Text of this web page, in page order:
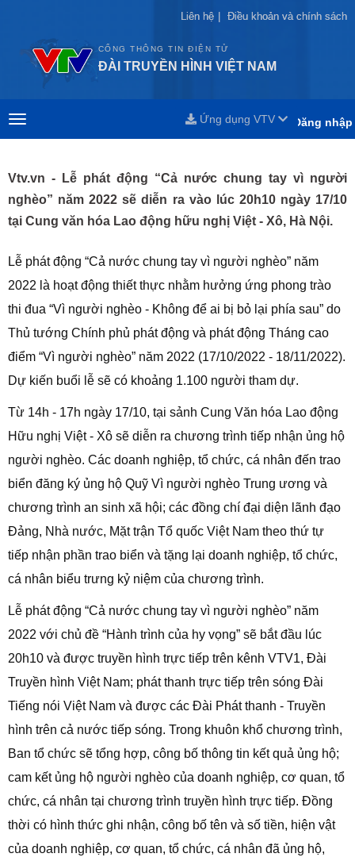
Liên hệ Điều khoản và chính sách
Liên hệ Điều khoản và chính sách
CỔNG THÔNG TIN ĐIỆN TỬ
ĐÀI TRUYỀN HÌNH VIỆT NAM
Đăng nhập
Ứng dụng VTV
Vtv.vn - Lễ phát động “Cả nước chung tay vì người
nghèo” năm 2022 sẽ diễn ra vào lúc 20h10 ngày 17/10
tại Cung văn hóa Lao động hữu nghị Việt - Xô, Hà Nội.
Lễ phát động “Cả nước chung tay vì người nghèo” năm
2022 là hoạt động thiết thực nhằm hưởng ứng phong trào
thi đua “Vì người nghèo - Không để ai bị bỏ lại phía sau” do
Thủ tướng Chính phủ phát động và phát động Tháng cao
điểm “Vì người nghèo” năm 2022 (17/10/2022 - 18/11/2022).
Dự kiến buổi lễ sẽ có khoảng 1.100 người tham dự.
Từ 14h - 17h ngày 17/10, tại sảnh Cung Văn hóa Lao động
Hữu nghị Việt - Xô sẽ diễn ra chương trình tiếp nhận ủng hộ
người nghèo. Các doanh nghiệp, tổ chức, cá nhân đến trao
biển đăng ký ủng hộ Quỹ Vì người nghèo Trung ương và
chương trình an sinh xã hội; các đồng chí đại diện lãnh đạo
Đảng, Nhà nước, Mặt trận Tổ quốc Việt Nam theo thứ tự
tiếp nhận phần trao biển và tặng lại doanh nghiệp, tổ chức,
cá nhân biểu trưng kỷ niệm của chương trình.
Lễ phát động “Cả nước chung tay vì người nghèo” năm
2022 với chủ đề “Hành trình của hy vọng” sẽ bắt đầu lúc
20h10 và được truyền hình trực tiếp trên kênh VTV1, Đài
Truyền hình Việt Nam; phát thanh trực tiếp trên sóng Đài
Tiếng nói Việt Nam và được các Đài Phát thanh - Truyền
hình trên cả nước tiếp sóng. Trong khuôn khổ chương trình,
Ban tổ chức sẽ tổng hợp, công bố thông tin kết quả ủng hộ;
cam kết ủng hộ người nghèo của doanh nghiệp, cơ quan, tổ
chức, cá nhân tại chương trình truyền hình trực tiếp. Đồng
thời có hình thức ghi nhận, công bố tên và số tiền, hiện vật
của doanh nghiệp, cơ quan, tổ chức, cá nhân đã ủng hộ,